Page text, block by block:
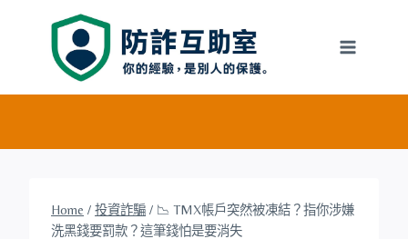
Home / 投資詐騙 / 📉 TMX帳戶突然被凍結？指你涉嫌
洗黑錢要罰款？這筆錢怕是要消失